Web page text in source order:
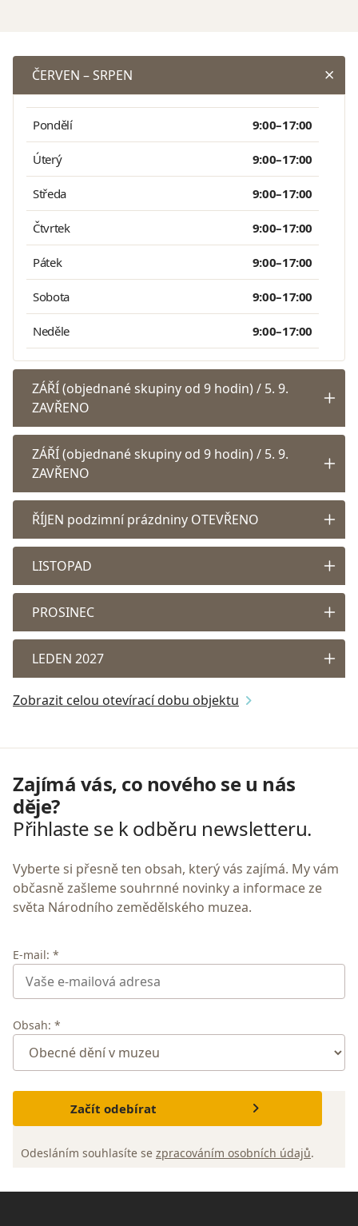
ČERVEN – SRPEN
Pondělí 9:00–17:00
Úterý 9:00–17:00
Středa 9:00–17:00
Čtvrtek 9:00–17:00
Pátek 9:00–17:00
Sobota 9:00–17:00
Neděle 9:00–17:00
ZÁŘÍ (objednané skupiny od 9 hodin) / 5. 9.
ZAVŘENO
ZÁŘÍ (objednané skupiny od 9 hodin) / 5. 9.
ZAVŘENO
ŘÍJEN podzimní prázdniny OTEVŘENO
LISTOPAD
PROSINEC
LEDEN 2027
Zobrazit celou otevírací dobu objektu
Zajímá vás, co nového se u nás
děje?
Přihlaste se k odběru newsletteru.
Vyberte si přesně ten obsah, který vás zajímá. My vám
občasně zašleme souhrnné novinky a informace ze
světa Národního zemědělského muzea.
E-mail: *
Obsah: *
Začít odebírat
Odesláním souhlasíte se zpracováním osobních údajů.